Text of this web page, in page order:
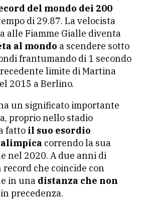
del mondo dei 200
di 29.87. La velocista
alle Fiamme Gialle diventa
al mondo a scendere sotto
frantumando di 1 secondo
limite di Martina
2015 a Berlino.
un significato importante
proprio nello stadio
fatto il suo esordio
correndo la sua
nel 2020. A due anni di
che coincide con
in una distanza che non
in precedenza.